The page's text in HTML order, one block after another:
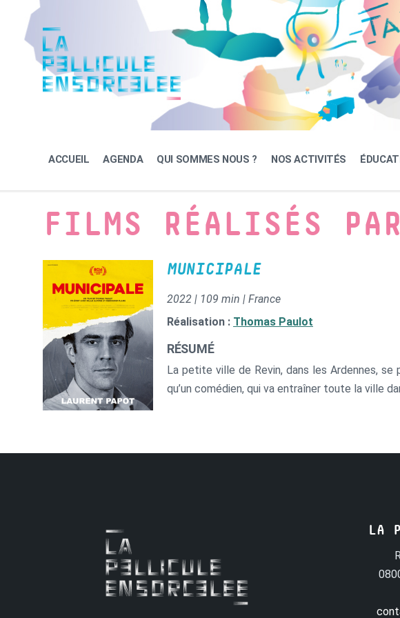
content
navigation
footer
ACCUEIL AGENDA QUI SOMMES NOUS ? NOS ACTIVITÉS
FILMS RÉALISÉS
MUNICIPALE
2022 | 109 min | France
Réalisation : Thomas Paulot
RÉSUMÉ
La petite ville de Revin, dans les Ardennes, se
qu’un comédien, qui va entraîner toute la ville
LA